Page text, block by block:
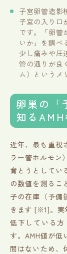
子宮卵管造影
子宮の入り口
です。「卵管
いか」を調べ
少し痛みや圧
管の通りが良
ム）というメ
卵巣の「
知る
近年、最も重視
ラー管ホルモン
育とうとしてい
の数値を測るこ
子の在庫（予備
きます [※1]。実
低下している
す。AMH値が低
間はないため、